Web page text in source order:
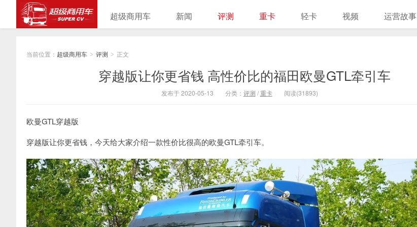
超级商用车 新闻 评测 重卡 轻卡 视频 运营故事
当前位置： 超级商用车 > 评测 > 正文
穿越版让你更省钱 高性价比的福田欧曼GTL牵引车
发布于 2020-05-13 分类： 评测 /重卡 阅读(31893)
欧曼GTL穿越版
穿越版让你更省钱，今天给大家介绍一款性价比很高的欧曼GTL牵引车。